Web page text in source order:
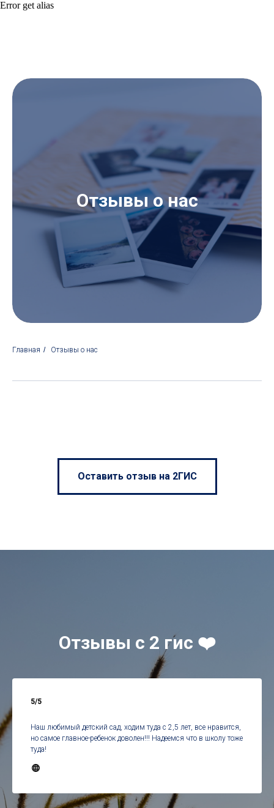
Error get alias
Отзывы о нас
Главная / Отзывы о нас
Оставить отзыв на 2ГИС
Отзывы с 2 гис ❤️
5/5
Наш любимый детский сад, ходим туда с 2,5 лет, все нравится,
но самое главное-ребенок доволен!!! Надеемся что в школу тоже
туда!